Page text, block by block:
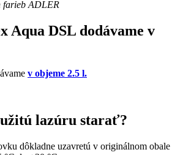
farieb ADLER
Aqua DSL dodávame v
v objeme 2.5 l.
lazúru starať?
dôkladne uzavretú v originálnom obale